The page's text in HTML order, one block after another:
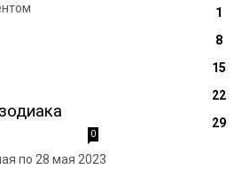
0
по 28 мая 2023
1
8
15
22
29